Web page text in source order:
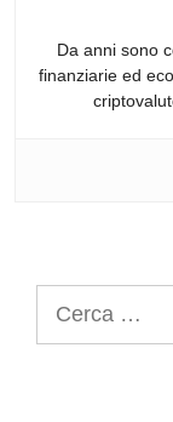
Da anni sono
finanziarie ed